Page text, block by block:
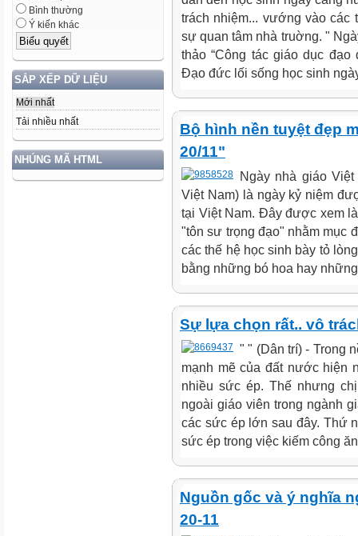
Bình thường
Ý kiến khác
SẮP XẾP DỮ LIỆU
Mới nhất
Tải nhiều nhất
NHÚNG MÃ HTML
trách nhiệm... vướng vào các
sự quan tâm nhà truờng. "
thảo “Công tác giáo dục
Đạo đức lối sống học sinh
Bộ hình nền tuyệt đẹp
20/11"
Ngày nhà giáo
Việt Nam) là ngày kỷ niệm
tại Việt Nam. Đây được xem
"tôn sư trọng đạo" nhằm mục
các thế hệ học sinh bày tỏ
bằng những bó hoa hay
Sự lựa chọn rất.. vô
" " (Dân trí) - Trong
mạnh mẽ của đất nước hiện
nhiều sức ép. Thế nhưng
ngoài giáo viên trong ngành
các sức ép lớn sau đây. Thứ
sức ép trong việc kiếm công
Nguồn gốc và ý nghĩa
20-11